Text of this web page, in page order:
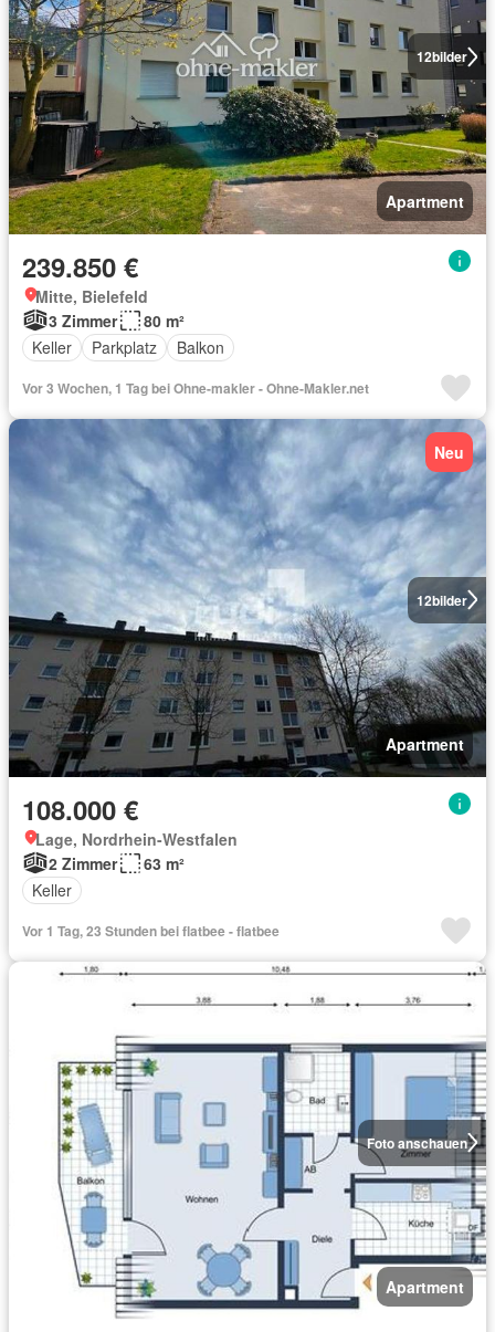
12bilder
Apartment
239.850 €
Mitte, Bielefeld
3 Zimmer
80 m²
Keller
Parkplatz Balkon
Vor 3 Wochen, 1 Tag bei Ohne-makler - Ohne-Makler.net
12bilder
Neu
Apartment
108.000 €
Lage, Nordrhein-Westfalen
2 Zimmer
63 m²
Keller
Vor 1 Tag, 23 Stunden bei flatbee - flatbee
Foto anschauen
Apartment